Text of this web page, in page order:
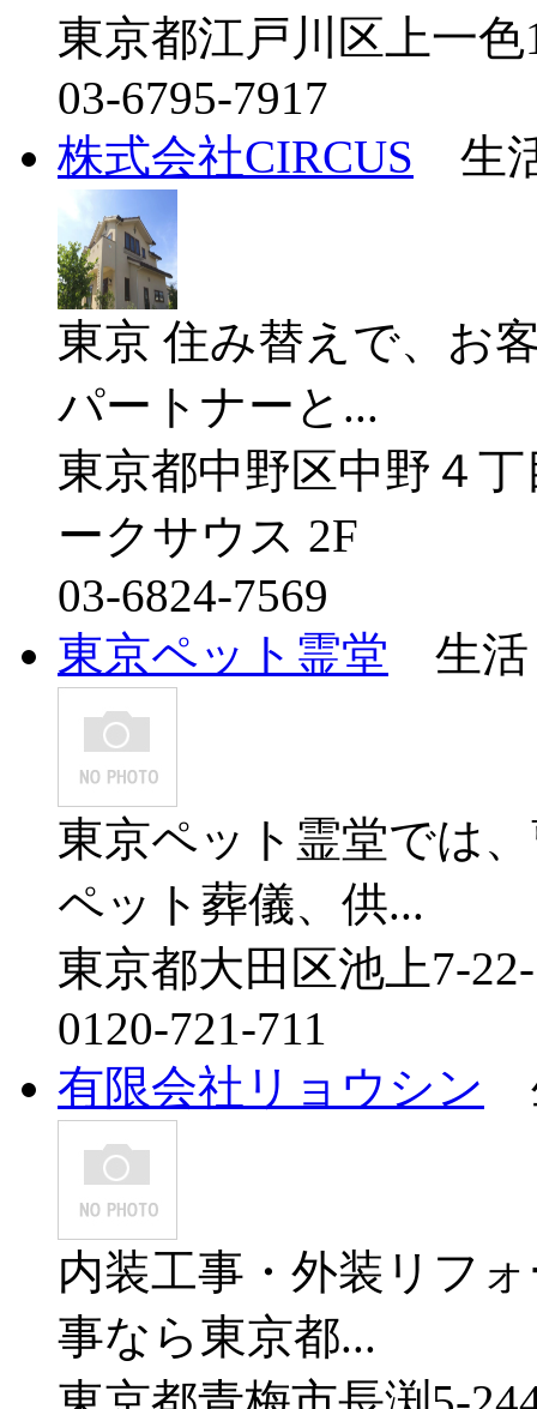
東京都江戸川区上一色
03-6795-7917
株式会社CIRCUS 生
東京 住み替えで、お
パートナーと...
東京都中野区中野４
ークサウス 2F
03-6824-7569
東京ペット霊堂 生活
東京ペット霊堂では
ペット葬儀、供...
東京都大田区池上7-
0120-721-711
有限会社リョウシン
内装工事・外装リフ
事なら東京都...